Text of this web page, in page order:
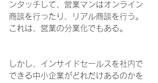
ンタッチして、営業マンはオンライン
商談を行ったり、リアル商談を行う。
これは、営業の分業化でもある。
しかし、インサイドセールスを社内で
できる中小企業がどれだけあるのかを